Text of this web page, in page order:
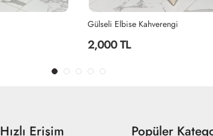
Gülseli Elbise Kahverengi
2,000 TL
Hızlı Erişim Popüler